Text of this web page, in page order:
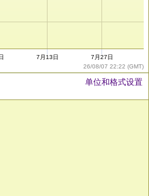
26/08/07 22:22 (GMT)
7月13日 7月27日
单位和格式设置